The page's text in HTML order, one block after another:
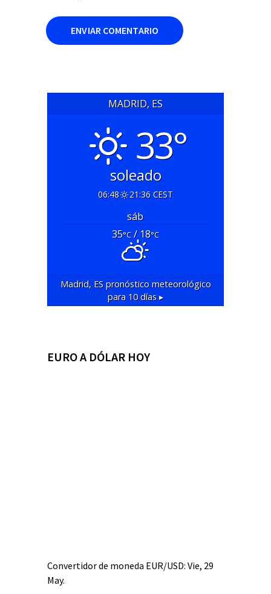
MADRID, ES
33°
soleado
06:48 21:36 CEST
sáb
35°C/ 18°C
Madrid, ESpronóstico meteorológico
para 10 días ▸
EURO A DÓLAR HOY
Convertidor de moneda EUR/USD: Vie, 29
May.